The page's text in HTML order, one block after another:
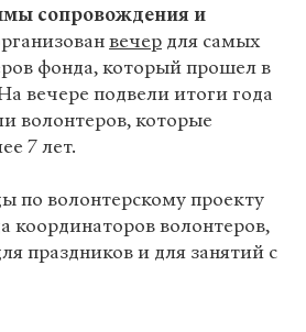
сопровождения и
вечер для самых
фонда, который прошел в
вечере подвели итоги года
волонтеров, которые
7 лет.
по волонтерскому проекту
координаторов волонтеров,
праздников и для занятий с